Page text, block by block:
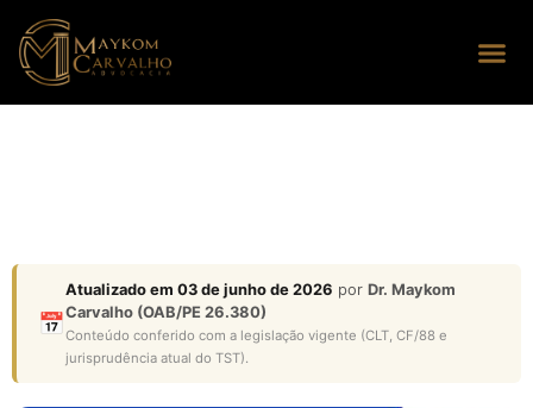
📅
Atualizado em 03 de junho de 2026 por Dr. Maykom
Carvalho (OAB/PE 26.380)
Conteúdo conferido com a legislação vigente (CLT, CF/88 e
jurisprudência atual do TST).